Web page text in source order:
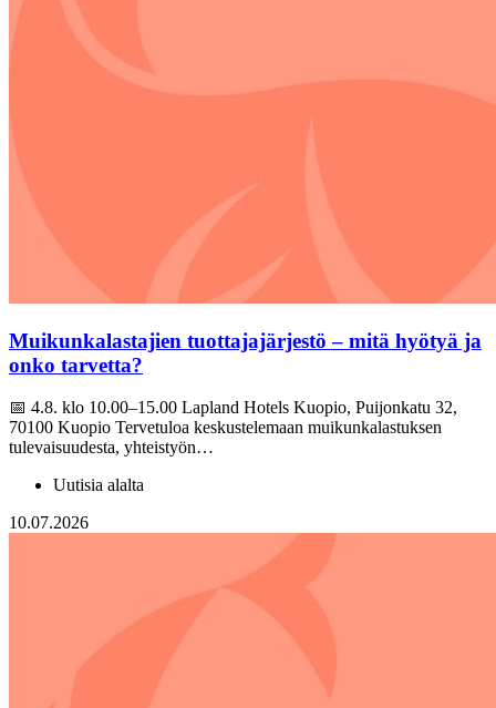
Muikunkalastajien tuottajajärjestö – mitä hyötyä ja
onko tarvetta?
📅 4.8. klo 10.00–15.00 Lapland Hotels Kuopio, Puijonkatu 32,
70100 Kuopio Tervetuloa keskustelemaan muikunkalastuksen
tulevaisuudesta, yhteistyön…
Uutisia alalta
10.07.2026